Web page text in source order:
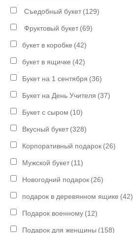
Съедобный букет (129)
Фруктовый букет (69)
букет в коробке (42)
букет в ящичке (42)
Букет на 1 сентября (36)
Букет на День Учителя (37)
Букет с сыром (10)
Вкусный букет (328)
Корпоративный подарок (26)
Мужской букет (11)
Новогодний подарок (26)
подарок в деревянном ящике (42)
Подарок военному (12)
Подарок для женщины (158)